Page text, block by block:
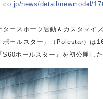
news/detail/newmodel/
タースポーツ活動＆カスタマイ
ポールスター」（Polestar）は
ポールスター』を初公開した